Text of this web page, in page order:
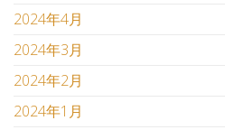
2024年4月
2024年3月
2024年2月
2024年1月